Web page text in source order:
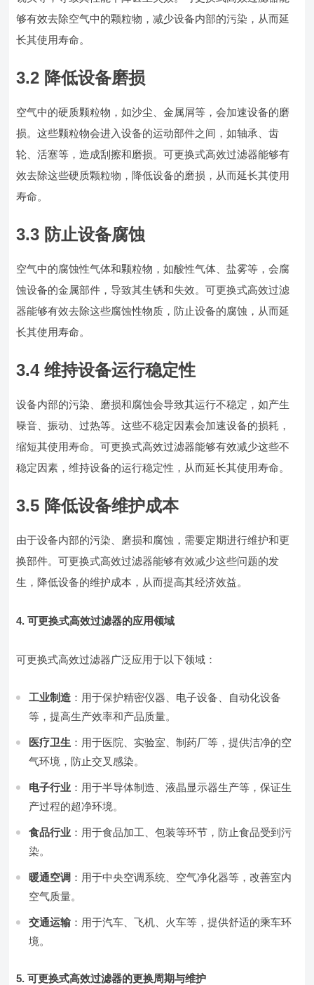
够有效去除空气中的颗粒物，减少设备内部的污染，从而延
长其使用寿命。
3.2 降低设备磨损
空气中的硬质颗粒物，如沙尘、金属屑等，会加速设备的磨
损。这些颗粒物会进入设备的运动部件之间，如轴承、齿
轮、活塞等，造成刮擦和磨损。可更换式高效过滤器能够有
效去除这些硬质颗粒物，降低设备的磨损，从而延长其使用
寿命。
3.3 防止设备腐蚀
空气中的腐蚀性气体和颗粒物，如酸性气体、盐雾等，会腐
蚀设备的金属部件，导致其生锈和失效。可更换式高效过滤
器能够有效去除这些腐蚀性物质，防止设备的腐蚀，从而延
长其使用寿命。
3.4 维持设备运行稳定性
设备内部的污染、磨损和腐蚀会导致其运行不稳定，如产生
噪音、振动、过热等。这些不稳定因素会加速设备的损耗，
缩短其使用寿命。可更换式高效过滤器能够有效减少这些不
稳定因素，维持设备的运行稳定性，从而延长其使用寿命。
3.5 降低设备维护成本
由于设备内部的污染、磨损和腐蚀，需要定期进行维护和更
换部件。可更换式高效过滤器能够有效减少这些问题的发
生，降低设备的维护成本，从而提高其经济效益。
4. 可更换式高效过滤器的应用领域
可更换式高效过滤器广泛应用于以下领域：
工业制造 ：用于保护精密仪器、电子设备、自动化设备
等，提高生产效率和产品质量。
医疗卫生 ：用于医院、实验室、制药厂等，提供洁净的空
气环境，防止交叉感染。
电子行业 ：用于半导体制造、液晶显示器生产等，保证生
产过程的超净环境。
食品行业 ：用于食品加工、包装等环节，防止食品受到污
染。
暖通空调 ：用于中央空调系统、空气净化器等，改善室内
空气质量。
交通运输 ：用于汽车、飞机、火车等，提供舒适的乘车环
境。
5. 可更换式高效过滤器的更换周期与维护